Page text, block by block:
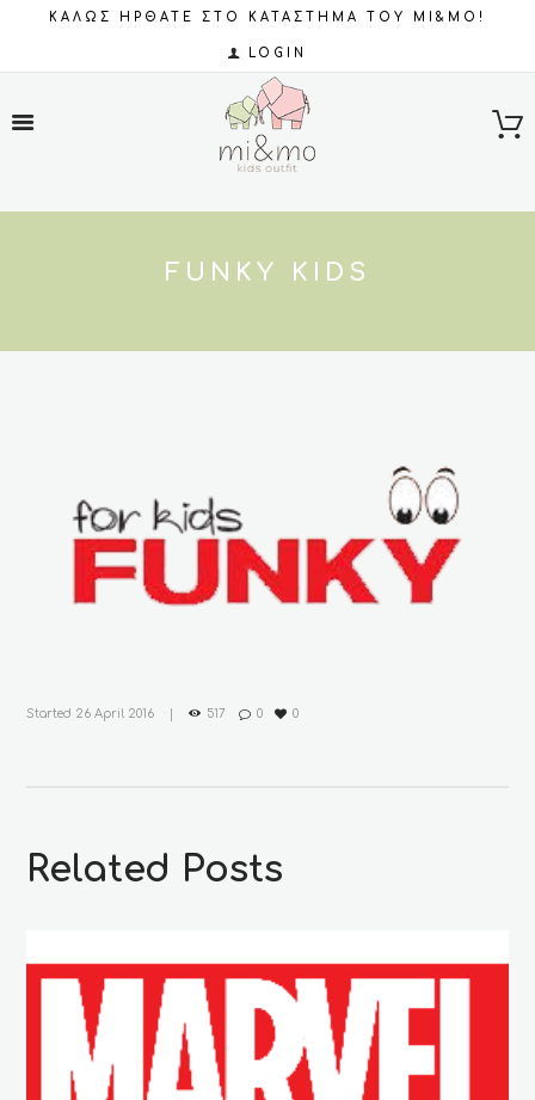
ΚΑΛΩΣ ΗΡΘΑΤΕ ΣΤΟ ΚΑΤΑΣΤΗΜΑ ΤΟΥ MI&MO!
LOGIN
FUNKY KIDS
Started 26 April 2016 517 0 0
Related Posts